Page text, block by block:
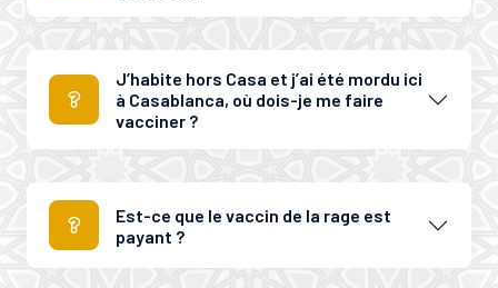
J’habite hors Casa et j’ai été mordu ici
à Casablanca, où dois-je me faire
vacciner ?
Est-ce que le vaccin de la rage est
payant ?